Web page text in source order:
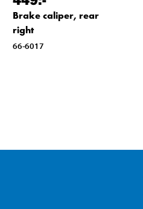
Brake caliper, rear
right
66-6017